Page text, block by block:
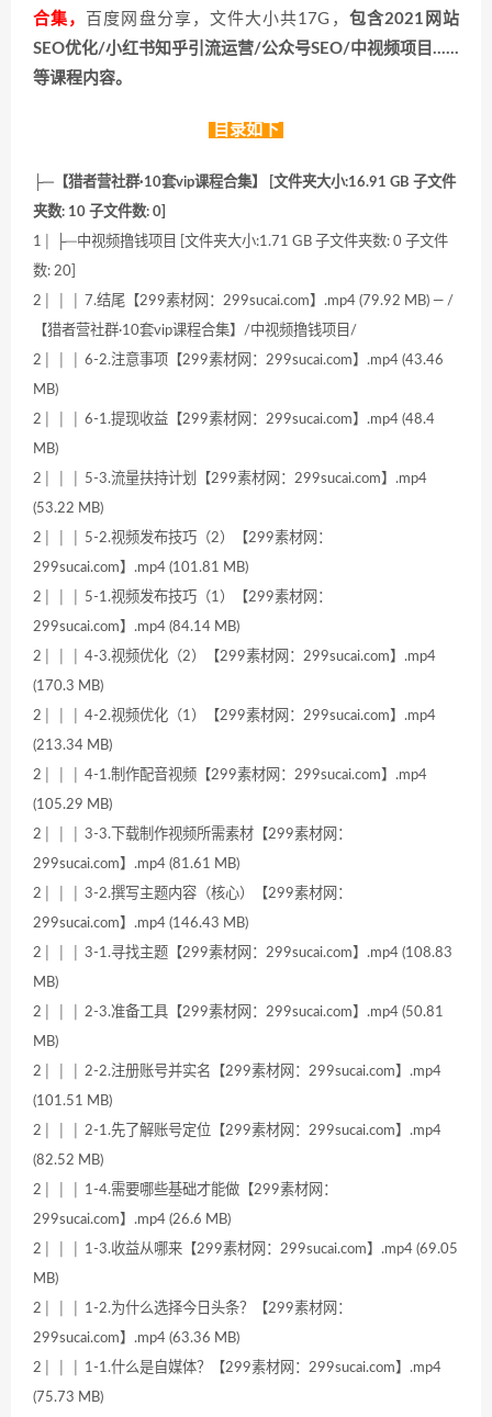
合集，
百度网盘分享，文件大小共17G， 包含2021网站
SEO优化/小红书知乎引流运营/公众号SEO/中视频项目……
等课程内容。
目录如下
├─【猎者营社群·10套vip课程合集】 [文件夹大小:16.91 GB 子文件
夹数: 10 子文件数: 0]
1│ ├─中视频撸钱项目 [文件夹大小:1.71 GB 子文件夹数: 0 子文件
数: 20]
2│ │ │ 7.结尾【299素材网：299sucai.com】.mp4 (79.92 MB) — /
【猎者营社群·10套vip课程合集】/中视频撸钱项目/
2│ │ │ 6-2.注意事项【299素材网：299sucai.com】.mp4 (43.46
MB)
2│ │ │ 6-1.提现收益【299素材网：299sucai.com】.mp4 (48.4
MB)
2│ │ │ 5-3.流量扶持计划【299素材网：299sucai.com】.mp4
(53.22 MB)
2│ │ │ 5-2.视频发布技巧（2）【299素材网：
299sucai.com】.mp4 (101.81 MB)
2│ │ │ 5-1.视频发布技巧（1）【299素材网：
299sucai.com】.mp4 (84.14 MB)
2│ │ │ 4-3.视频优化（2）【299素材网：299sucai.com】.mp4
(170.3 MB)
2│ │ │ 4-2.视频优化（1）【299素材网：299sucai.com】.mp4
(213.34 MB)
2│ │ │ 4-1.制作配音视频【299素材网：299sucai.com】.mp4
(105.29 MB)
2│ │ │ 3-3.下载制作视频所需素材【299素材网：
299sucai.com】.mp4 (81.61 MB)
2│ │ │ 3-2.撰写主题内容（核心）【299素材网：
299sucai.com】.mp4 (146.43 MB)
2│ │ │ 3-1.寻找主题【299素材网：299sucai.com】.mp4 (108.83
MB)
2│ │ │ 2-3.准备工具【299素材网：299sucai.com】.mp4 (50.81
MB)
2│ │ │ 2-2.注册账号并实名【299素材网：299sucai.com】.mp4
(101.51 MB)
2│ │ │ 2-1.先了解账号定位【299素材网：299sucai.com】.mp4
(82.52 MB)
2│ │ │ 1-4.需要哪些基础才能做【299素材网：
299sucai.com】.mp4 (26.6 MB)
2│ │ │ 1-3.收益从哪来【299素材网：299sucai.com】.mp4 (69.05
MB)
2│ │ │ 1-2.为什么选择今日头条？【299素材网：
299sucai.com】.mp4 (63.36 MB)
2│ │ │ 1-1.什么是自媒体？【299素材网：299sucai.com】.mp4
(75.73 MB)